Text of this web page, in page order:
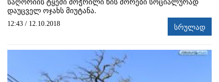
საღორიის ტყეში მოჭრილი ხის მორები სოციალურად
დაუცველ ოჯახს მიუტანა.
12:43 / 12.10.2018 სრულად